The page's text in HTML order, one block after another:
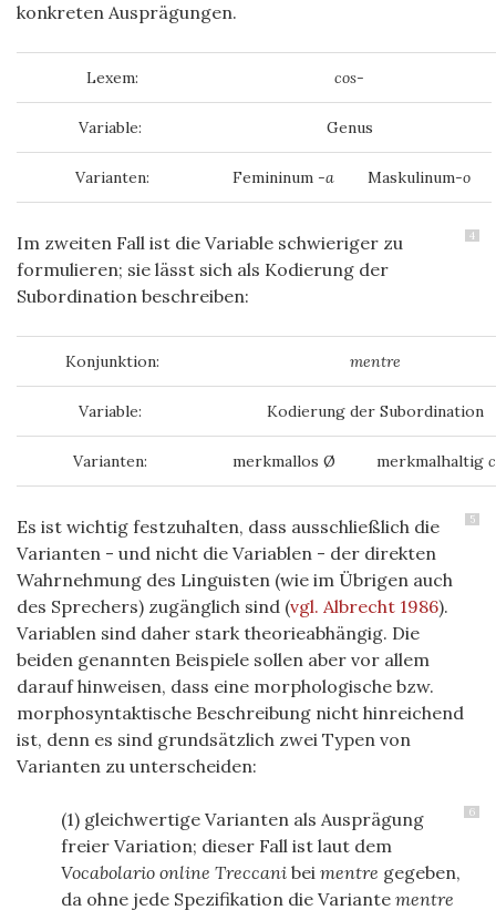
konkreten Ausprägungen.
Lexem: cos-
Variable: Genus
Varianten: Femininum -a Maskulinum-o
4
Im zweiten Fall ist die Variable schwieriger zu
formulieren; sie lässt sich als Kodierung der
Subordination beschreiben:
Konjunktion: mentre
Variable: Kodierung der Subordination
Varianten: merkmallos Ø merkmalhaltig
5
Es ist wichtig festzuhalten, dass ausschließlich die
Varianten - und nicht die Variablen - der direkten
Wahrnehmung des Linguisten (wie im Übrigen auch
des Sprechers) zugänglich sind (vgl. Albrecht 1986).
Variablen sind daher stark theorieabhängig. Die
beiden genannten Beispiele sollen aber vor allem
darauf hinweisen, dass eine morphologische bzw.
morphosyntaktische Beschreibung nicht hinreichend
ist, denn es sind grundsätzlich zwei Typen von
Varianten zu unterscheiden:
6
(1) gleichwertige Varianten als Ausprägung
freier Variation; dieser Fall ist laut dem
Vocabolario online Treccani bei mentre gegeben,
da ohne jede Spezifikation die Variante mentre